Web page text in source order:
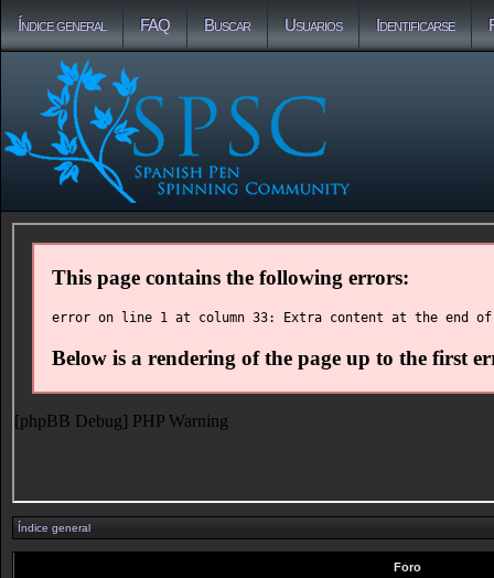
Índice general FAQ Buscar Usuarios Identificarse
Índice general
Foro